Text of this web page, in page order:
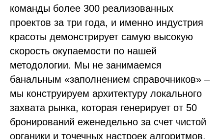
команды более 300 реализованных
проектов за три года, и именно индустрия
красоты демонстрирует самую высокую
скорость окупаемости по нашей
методологии. Мы не занимаемся
банальным «заполнением справочников» –
мы конструируем архитектуру локального
захвата рынка, которая генерирует от 50
бронирований еженедельно за счет чистой
органики и точечных настроек алгоритмов.